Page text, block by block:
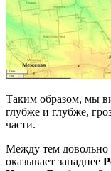
Таким образом, мы
глубже и глубже,
части.
Между тем довольно
оказывает западнее